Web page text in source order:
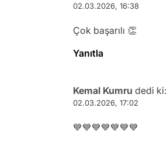
02.03.2026, 16:38
Çok başarılı 👏
Yanıtla
Kemal Kumru dedi ki:
02.03.2026, 17:02
💙💙💙💙💙💙💙